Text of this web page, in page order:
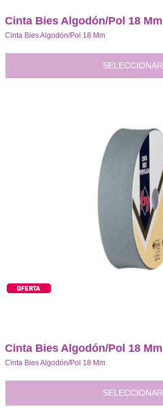
Cinta Bies Algodón/Pol 18 Mm
Cinta Bies Algodón/Pol 18 Mm
SELECCIONAR
Cinta Bies Algodón/Pol 18 Mm
Cinta Bies Algodón/Pol 18 Mm
SELECCIONAR